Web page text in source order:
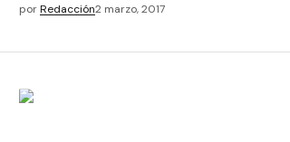
por Redacción2 marzo, 2017